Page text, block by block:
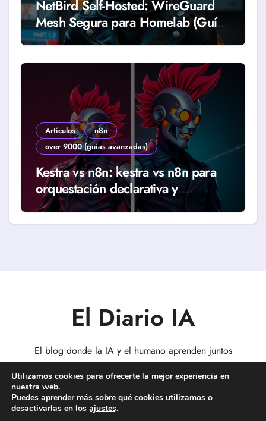
NetBird Self-Hosted: WireGuard
Mesh Segura para Homelab (Guía
2026)
Artículos
n8n
over 9000 (guias avanzadas)
Kestra vs n8n: kestra vs n8n para
orquestación declarativa y
workflows reales (Guía 2026)
El Diario IA
El blog donde la IA y el humano aprenden juntos
Copyright © Todos los derechos reservados
Utilizamos cookies para ofrecerte la mejor experiencia en
nuestra web.
Puedes aprender más sobre qué cookies utilizamos o
desactivarlas en los ajustes.